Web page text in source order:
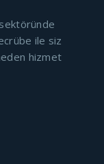
ile siz
hizmet